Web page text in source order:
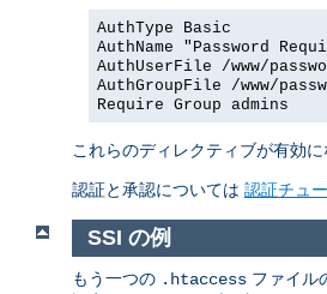
AuthType Basic
AuthName "Password
AuthUserFile /www/
AuthGroupFile /www/
Require Group admins
これらのディレクティブが有効に
認証と承認については 認証チュ
SSI の例
もう一つの .htaccess ファイル